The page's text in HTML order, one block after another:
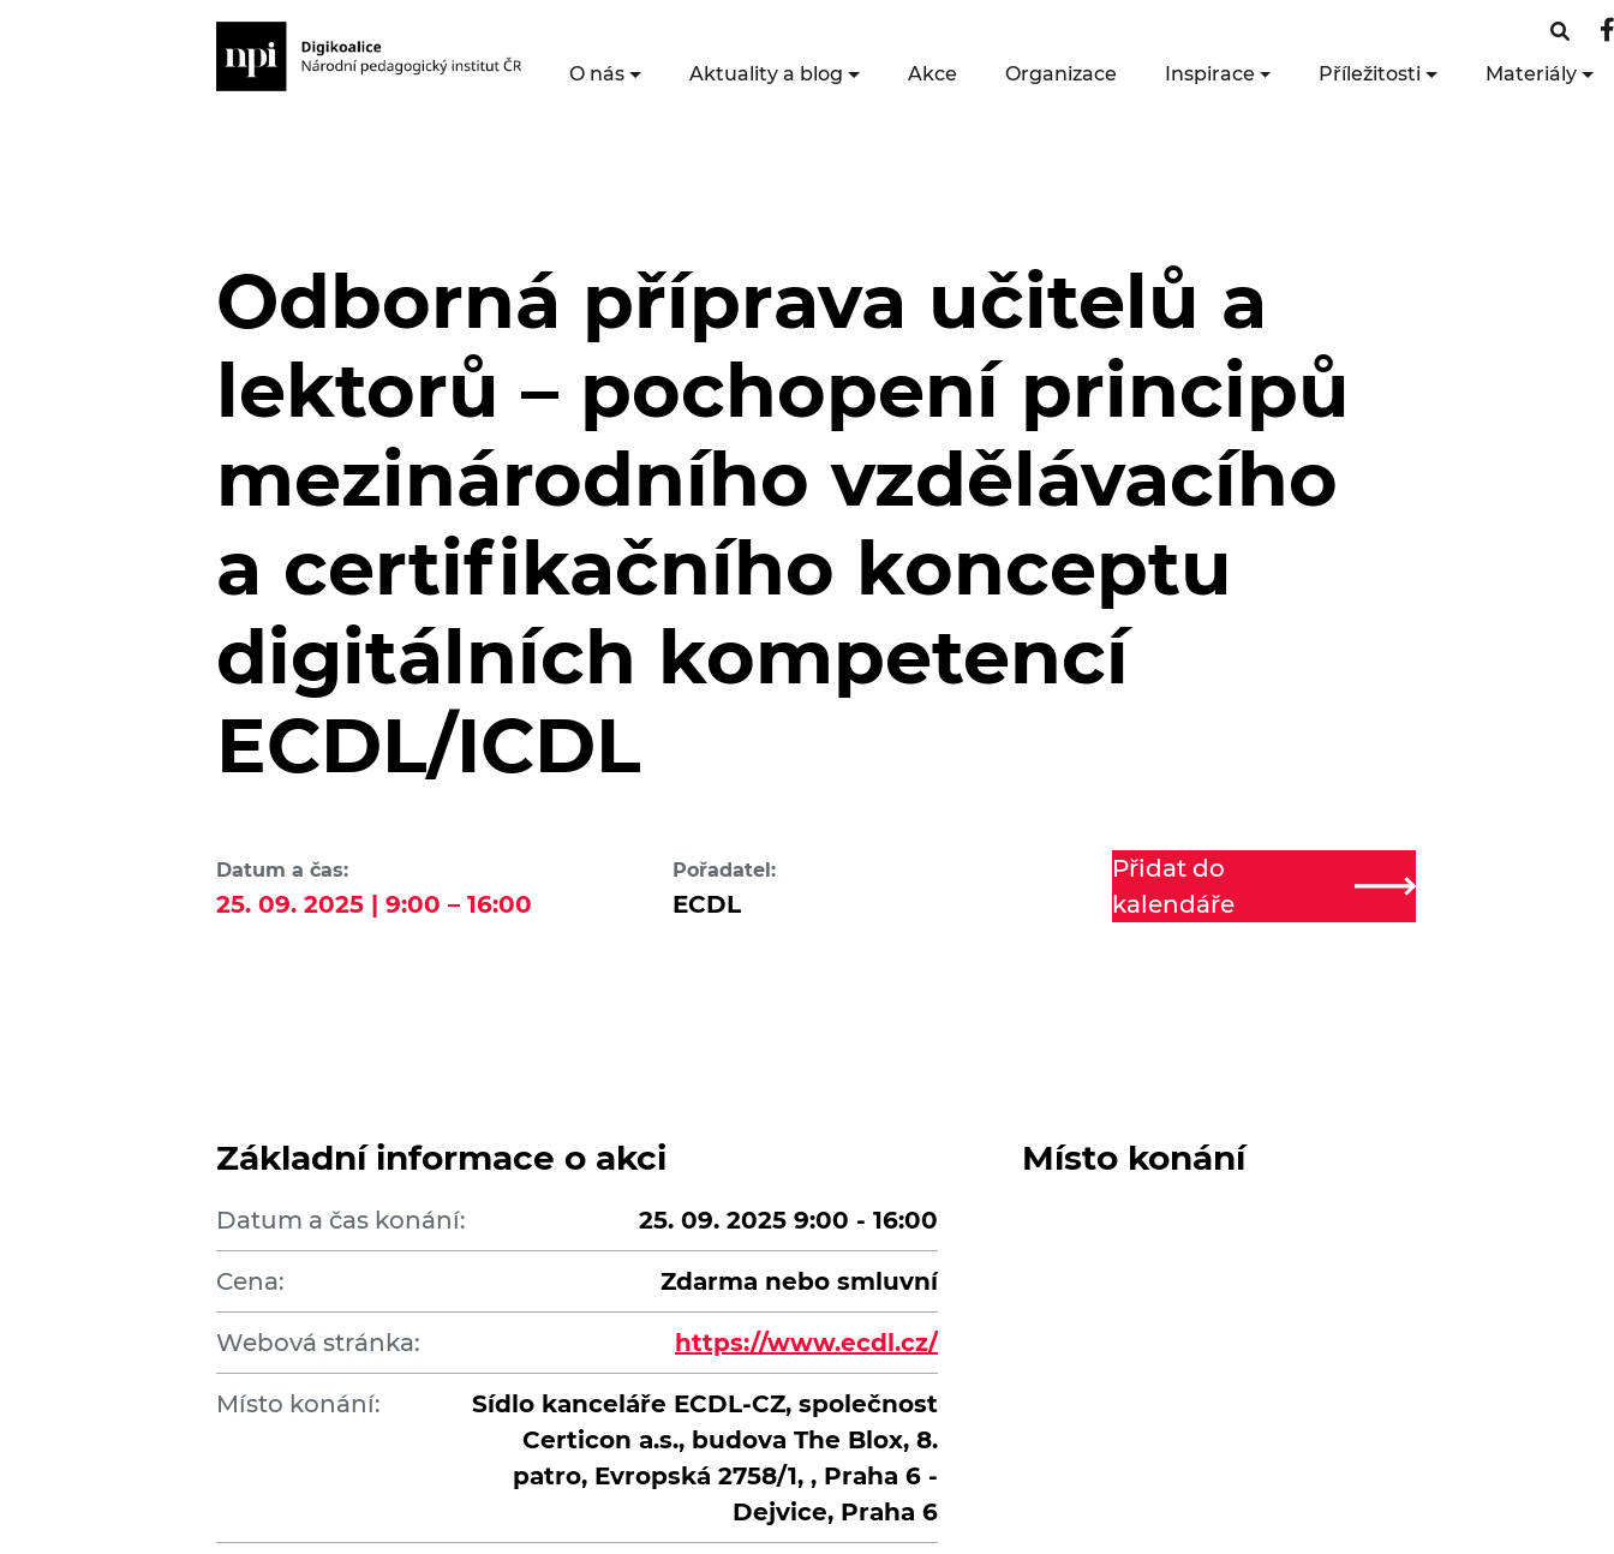
O nás Aktuality a blog Akce Organizace Inspirace Příležitosti Materiály
Odborná příprava učitelů a
lektorů – pochopení principů
mezinárodního vzdělávacího
a certifikačního konceptu
digitálních kompetencí
ECDL/ICDL
Datum a čas:
25. 09. 2025 | 9:00 – 16:00
Pořadatel:
ECDL
Přidat do
kalendáře
Základní informace o akci
Datum a čas konání: 25. 09. 2025 9:00 - 16:00
Cena: Zdarma nebo smluvní
Webová stránka: https://www.ecdl.cz/
Místo konání:
Sídlo kanceláře ECDL-CZ, společnost
Certicon a.s., budova The Blox, 8.
patro, Evropská 2758/1, , Praha 6 -
Dejvice, Praha 6
Místo konání